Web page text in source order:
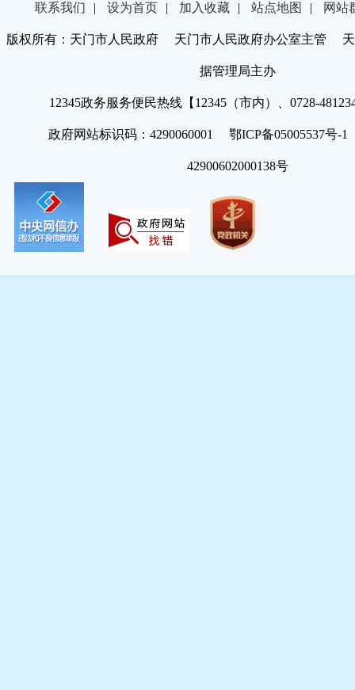
联系我们 | 设为首页 | 加入收藏 | 站点地图 | 网站
版权所有：天门市人民政府 天门市人民政府办公室主管 天
据管理局主办
12345政务服务便民热线【12345（市内）、0728-
政府网站标识码：4290060001 鄂ICP备05005537号
42900602000138号